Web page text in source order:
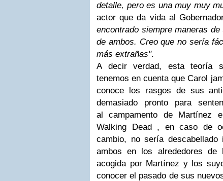
detalle, pero es una muy muy
actor que da vida al
encontrado siempre maneras
de ambos. Creo que no sería
más extrañas".
A decir verdad, esta teoría
tenemos en cuenta que Carol
conoce los rasgos de sus
demasiado pronto para
al campamento de Martínez
Walking Dead , en caso de
cambio, no sería descabellado
ambos en los alrededores
acogida por Martínez y los
conocer el pasado de sus